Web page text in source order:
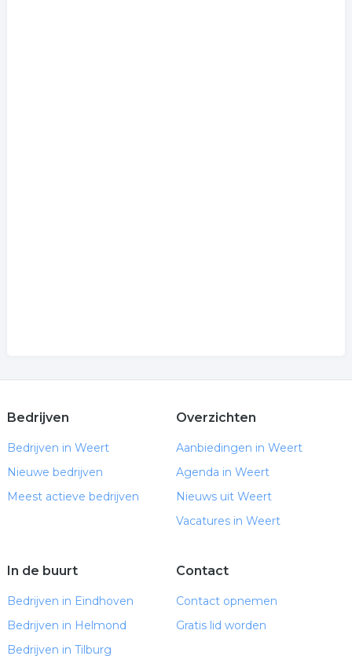
Bedrijven
Bedrijven in Weert
Nieuwe bedrijven
Meest actieve bedrijven
Overzichten
Aanbiedingen in Weert
Agenda in Weert
Nieuws uit Weert
Vacatures in Weert
In de buurt
Bedrijven in Eindhoven
Bedrijven in Helmond
Bedrijven in Tilburg
Contact
Contact opnemen
Gratis lid worden